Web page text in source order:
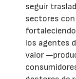
seguir
sectores
los agentes
valor